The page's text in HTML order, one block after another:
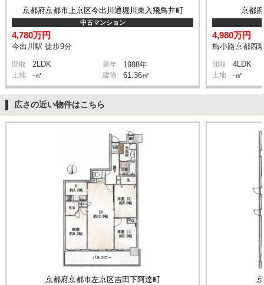
京都府京都市上京区今出川通堀川東入飛鳥井町
中古マンション
4,780万円
今出川駅 徒歩9分
間取 2LDK 築年 1988年
土地 -㎡ 建物 61.36㎡
京都
4,980万円
梅小路京都西
間取 4LDK
土地 -㎡
広さの近い物件はこちら
京都府京都市左京区吉田下阿達町